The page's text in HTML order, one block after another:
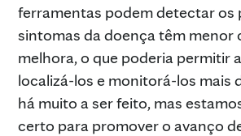
ferramentas podem detectar os
sintomas da doença têm menor
melhora, o que poderia permitir
localizá-los e monitorá-los mais
há muito a ser feito, mas
certo para promover o avanço